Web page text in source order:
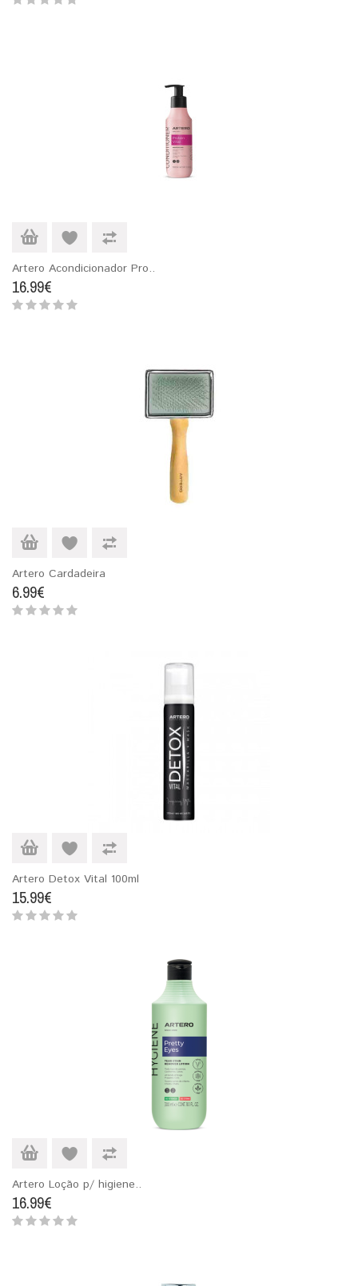
Artero Acondicionador Pro..
16.99€
Artero Cardadeira
6.99€
Artero Detox Vital 100ml
15.99€
Artero Loção p/ higiene..
16.99€